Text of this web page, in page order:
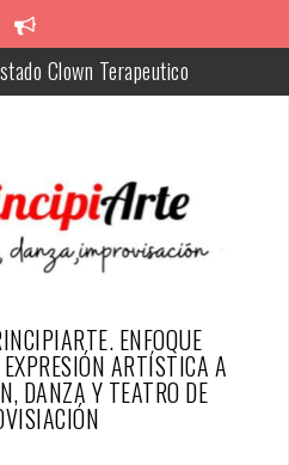
Clown Terapeutico
metodología PrincipiArte
del proyecto
ENFOQUE TERAPÉUTICO DE
REVISTA ESFINGE
DE ALGUN@S PRINCIPIARTES
ENFOQUE
ARTÍSTICA A
DANZA Y TEATRO DE